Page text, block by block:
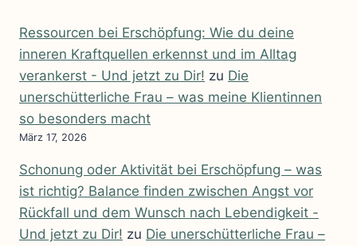
Ressourcen bei Erschöpfung: Wie du deine
inneren Kraftquellen erkennst und im Alltag
verankerst - Und jetzt zu Dir! zu Die
unerschütterliche Frau – was meine Klientinnen
so besonders macht
März 17, 2026
Schonung oder Aktivität bei Erschöpfung – was
ist richtig? Balance finden zwischen Angst vor
Rückfall und dem Wunsch nach Lebendigkeit -
Und jetzt zu Dir! zu Die unerschütterliche Frau –